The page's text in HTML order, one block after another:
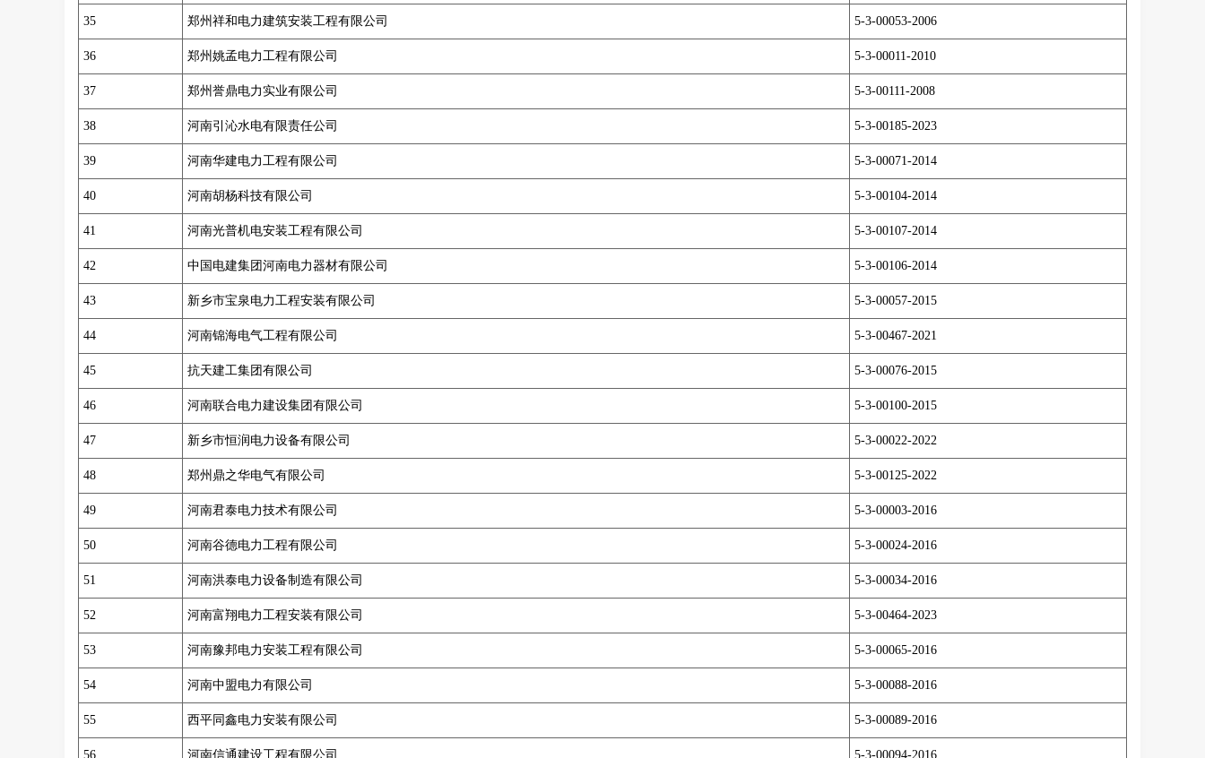
35 郑州祥和电力建筑安装工程有限公司 5-3-00053-2006
36 郑州姚孟电力工程有限公司 5-3-00011-2010
37 郑州誉鼎电力实业有限公司 5-3-00111-2008
38 河南引沁水电有限责任公司 5-3-00185-2023
39 河南华建电力工程有限公司 5-3-00071-2014
40 河南胡杨科技有限公司 5-3-00104-2014
41 河南光普机电安装工程有限公司 5-3-00107-2014
42 中国电建集团河南电力器材有限公司 5-3-00106-2014
43 新乡市宝泉电力工程安装有限公司 5-3-00057-2015
44 河南锦海电气工程有限公司 5-3-00467-2021
45 抗天建工集团有限公司 5-3-00076-2015
46 河南联合电力建设集团有限公司 5-3-00100-2015
47 新乡市恒润电力设备有限公司 5-3-00022-2022
48 郑州鼎之华电气有限公司 5-3-00125-2022
49 河南君泰电力技术有限公司 5-3-00003-2016
50 河南谷德电力工程有限公司 5-3-00024-2016
51 河南洪泰电力设备制造有限公司 5-3-00034-2016
52 河南富翔电力工程安装有限公司 5-3-00464-2023
53 河南豫邦电力安装工程有限公司 5-3-00065-2016
54 河南中盟电力有限公司 5-3-00088-2016
55 西平同鑫电力安装有限公司 5-3-00089-2016
56 河南信通建设工程有限公司 5-3-00094-2016